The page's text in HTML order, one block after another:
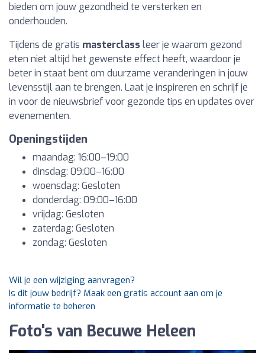
bieden om jouw gezondheid te versterken en
onderhouden.
Tijdens de gratis masterclass leer je waarom gezond
eten niet altijd het gewenste effect heeft, waardoor je
beter in staat bent om duurzame veranderingen in jouw
levensstijl aan te brengen. Laat je inspireren en schrijf je
in voor de nieuwsbrief voor gezonde tips en updates over
evenementen.
Openingstijden
maandag: 16:00–19:00
dinsdag: 09:00–16:00
woensdag: Gesloten
donderdag: 09:00–16:00
vrijdag: Gesloten
zaterdag: Gesloten
zondag: Gesloten
Wil je een wijziging aanvragen?
Is dit jouw bedrijf? Maak een gratis account aan om je
informatie te beheren
Foto's van Becuwe Heleen